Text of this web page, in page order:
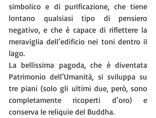
simbolico e di purificazione, che tiene
lontano qualsiasi tipo di pensiero
negativo, e che è capace di riflettere la
meraviglia dell’edificio nei toni dentro il
lago.
La bellissima pagoda, che è diventata
Patrimonio dell’Umanità, si sviluppa su
tre piani (solo gli ultimi due, però, sono
completamente ricoperti d’oro) e
conserva le reliquie del Buddha.